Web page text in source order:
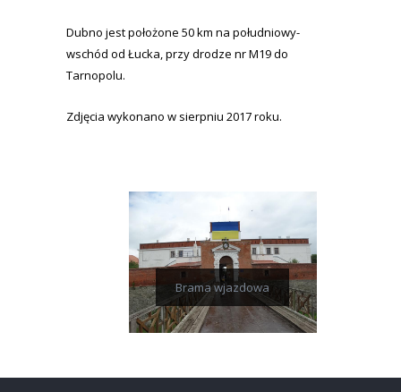
Dubno jest położone 50 km na południowy-
wschód od Łucka, przy drodze nr M19 do
Tarnopolu.
Zdjęcia wykonano w sierpniu 2017 roku.
Brama wjazdowa